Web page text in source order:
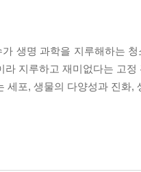
생명 과학을 지루해하는
지루하고 재미없다는 고정
포, 생물의 다양성과 진화,